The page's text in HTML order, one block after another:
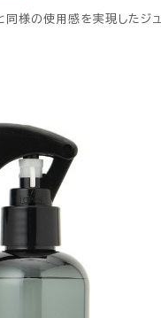
の使用感を実現したジュ